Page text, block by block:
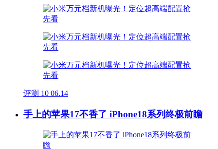
评测 10 06.14
手上的苹果17不香了 iPhone18系列终极前瞻